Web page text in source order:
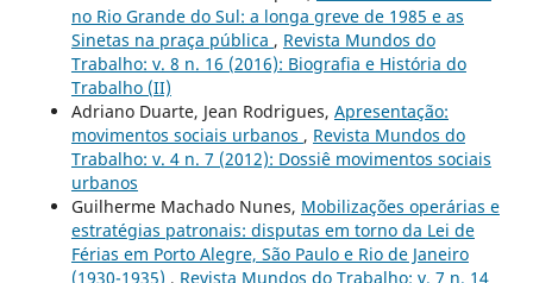
no Rio Grande do Sul: a longa greve de 1985 e as
Sinetas na praça pública , Revista Mundos do
Trabalho: v. 8 n. 16 (2016): Biografia e História do
Trabalho (II)
Adriano Duarte, Jean Rodrigues, Apresentação:
movimentos sociais urbanos , Revista Mundos do
Trabalho: v. 4 n. 7 (2012): Dossiê movimentos sociais
urbanos
Guilherme Machado Nunes, Mobilizações operárias e
estratégias patronais: disputas em torno da Lei de
Férias em Porto Alegre, São Paulo e Rio de Janeiro
(1930-1935) , Revista Mundos do Trabalho: v. 7 n. 14